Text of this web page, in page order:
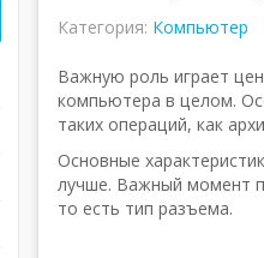
Категория: Компьютер
Важную роль играет
компьютера в целом.
таких операций, как
Основные
лучше. Важный момент
то есть тип разъема.